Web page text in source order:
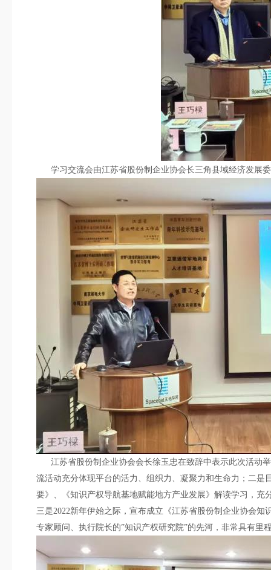
学习交流会由江苏省股份制企业协会长三角县域经济发展
江苏省股份制企业协会会长徐玉忠在致辞中表示此次活动
流活动充分体现平台的活力、组织力、凝聚力和生命力； 二是
要》、《知识产权导航基地赋能地方产业发展》解读学习，
三是2022新年伊始之际， 宣布成立 《江苏省股份制企业协会知
专家顾问、执行院长的”知识产权研究院”的先河，非常具有里